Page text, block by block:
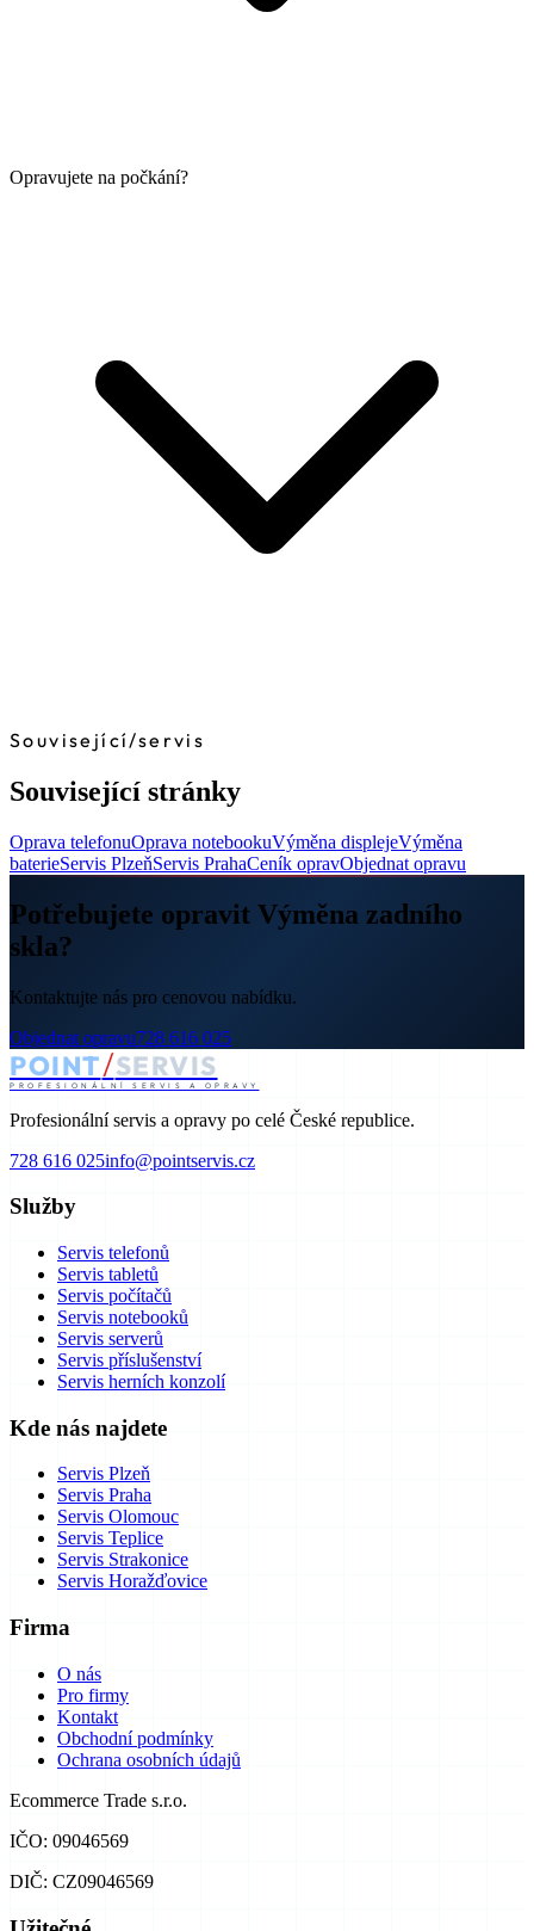
Opravujete na počkání?
Související/servis
Související stránky
Oprava telefonuOprava notebookuVýměna displejeVýměna
baterieServis PlzeňServis PrahaCeník opravObjednat opravu
Potřebujete opravit Výměna zadního
skla?
Kontaktujte nás pro cenovou nabídku.
Objednat opravu728 616 025
POINT/SERVIS
PROFESIONÁLNÍ SERVIS A OPRAVY
Profesionální servis a opravy po celé České republice.
728 616 025info@pointservis.cz
Služby
Servis telefonů
Servis tabletů
Servis počítačů
Servis notebooků
Servis serverů
Servis příslušenství
Servis herních konzolí
Kde nás najdete
Servis Plzeň
Servis Praha
Servis Olomouc
Servis Teplice
Servis Strakonice
Servis Horažďovice
Firma
O nás
Pro firmy
Kontakt
Obchodní podmínky
Ochrana osobních údajů
Ecommerce Trade s.r.o.
IČO: 09046569
DIČ: CZ09046569